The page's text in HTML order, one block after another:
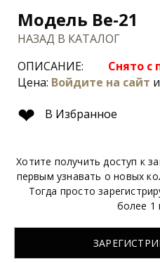
Модель Be-21
НАЗАД В КАТАЛОГ
ОПИСАНИЕ:
Снято с
Цена: Войдите на сайт
❤ В Избранное
Хотите получить доступ к
первым узнавать о новых
Тогда просто
более 1